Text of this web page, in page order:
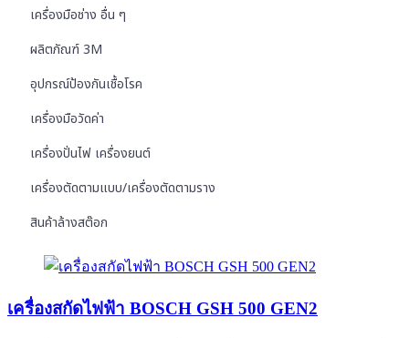
เครื่องมือช่าง อื่น ๆ
ผลิตภัณฑ์ 3M
อุปกรณ์ป้องกันเชื้อโรค
เครื่องมือวัดค่า
เครื่องปั่นไฟ เครื่องยนต์
เครื่องตัดตามแบบ/เครื่องตัดตามราง
สินค้าล้างสต๊อก
เครื่องสกัดไฟฟ้า BOSCH GSH 500 GEN2